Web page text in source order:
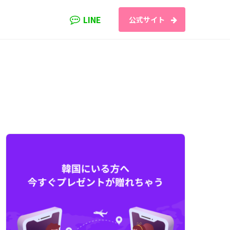
LINE 公式サイト